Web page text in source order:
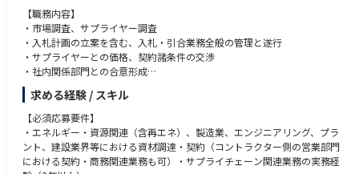
【職務内容】
・市場調査、サプライヤー調査
・入札計画の立案を含む、入札・引合業務全般の管理と遂行
・サプライヤーとの価格、契約諸条件の交渉
・社内関係部門との合意形成
・発注承認文書の作成、契約書の締結
・発注手配業務
・契約変更管理
・業務プロセス改善
・支出履歴分析、パフォーマンス管理
求める経験 / スキル
【必須応募要件】
・エネルギー・資源関連（含再エネ）、製造業、エンジニアリング、プラ
ント、建設業界等における資材調達・契約（コントラクター側の営業部門
における契約・商務関連業務も可）・サプライチェーン関連業務の実務経